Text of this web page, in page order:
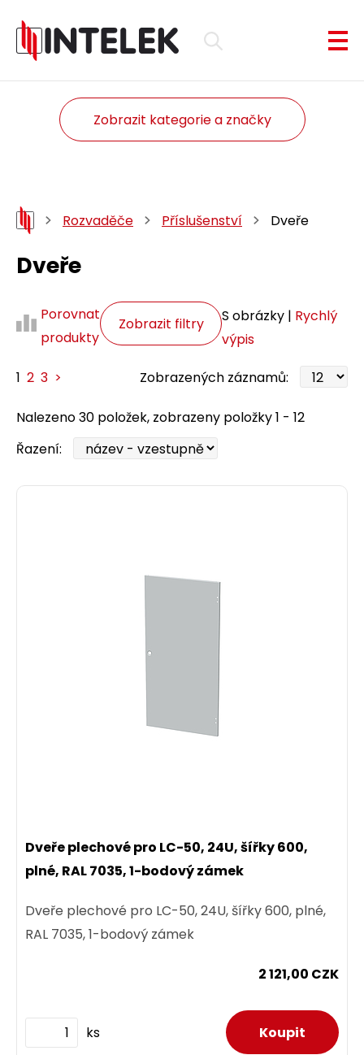
Zobrazit kategorie a značky
Rozvaděče Příslušenství Dveře
Dveře
Porovnat
produkty
Zobrazit filtry S obrázky | Rychlý
výpis
1 2 3 > Zobrazených záznamů:
Nalezeno 30 položek, zobrazeny položky 1 - 12
Řazení:
Dveře plechové pro LC-50, 24U, šířky 600,
plné, RAL 7035, 1-bodový zámek
Dveře plechové pro LC-50, 24U, šířky 600, plné,
RAL 7035, 1-bodový zámek
2 121,00 CZK
ks